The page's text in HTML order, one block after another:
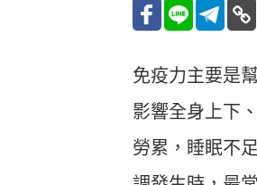
免疫力主要是
影響全身上下
勞累，睡眠不